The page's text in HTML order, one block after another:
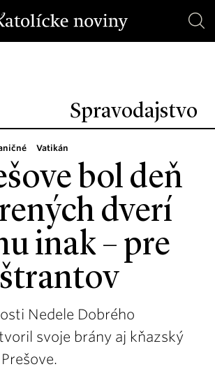
Spravodajstvo
Vatikán
bol deň
dverí
inak – pre
Nedele Dobrého
svoje brány aj kňazský